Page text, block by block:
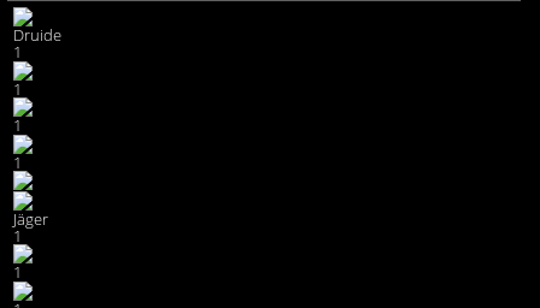
Druide
1
1
1
1
Jäger
1
1